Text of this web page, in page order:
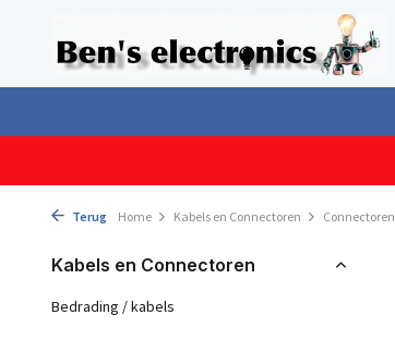
Terug Home Kabels en Connectoren Connectoren
Kabels en Connectoren
Bedrading / kabels